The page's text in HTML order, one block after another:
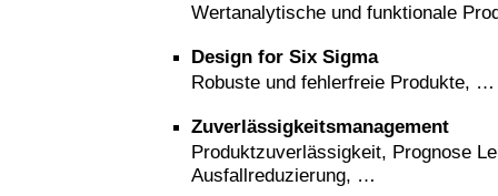
Wertanalytische und funktionale
Design for Six Sigma
Robuste und fehlerfreie Produkte, …
Zuverlässigkeitsmanagement
Produktzuverlässigkeit, Prognose
Ausfallreduzierung, …